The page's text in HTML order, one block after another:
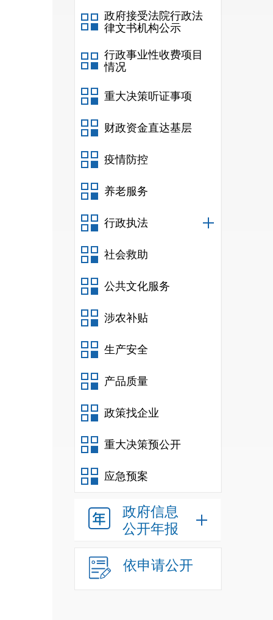
政府接受法院行政法
律文书机构公示
行政事业性收费项目
情况
重大决策听证事项
财政资金直达基层
疫情防控
养老服务
行政执法
社会救助
公共文化服务
涉农补贴
生产安全
产品质量
政策找企业
重大决策预公开
应急预案
政府信息
公开年报
依申请公开